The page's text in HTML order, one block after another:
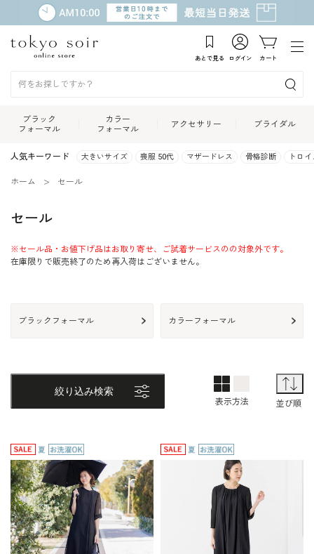
あとで見る ログイン カート
ブラック
フォーマル
カラー
フォーマル
アクセサリー ブライダル
人気キーワード 大きいサイズ 喪服 50代 マザードレス 骨格診断 トロ
ホーム セール
セール
※セール品・お値下げ品はお取り寄せ、ご試着サービスのの対象外です。
在庫限りで販売終了のため再入荷はございません。
ブラックフォーマル カラーフォーマル
絞り込み検索
表示方法
TOP画面表
並び順